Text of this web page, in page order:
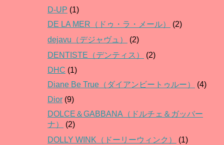
D-UP (1)
DE LA MER（ドゥ・ラ・メール）
(2)
dejavu（デジャヴュ）
(2)
DENTISTE（デンティス）
(2)
DHC (1)
Diane Be True（ダイアンビートゥルー）
(4)
Dior (9)
DOLCE＆GABBANA（ドルチェ＆ガッバー
ナ）
(2)
DOLLY WINK（ドーリーウィンク）
(1)